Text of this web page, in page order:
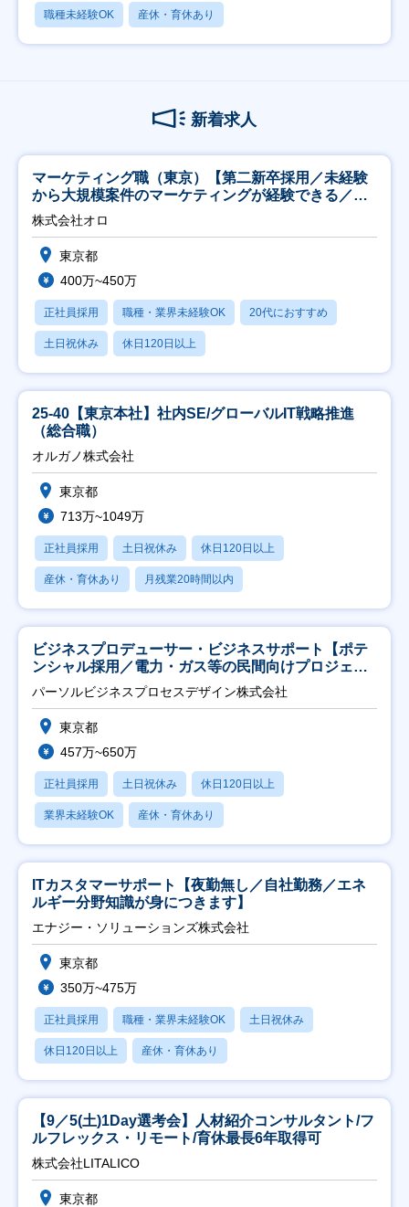
職種未経験OK 産休・育休あり
新着求人
マーケティング職（東京）【第二新卒採用／未経験
から大規模案件のマーケティングが経験できる／研
修充実】
株式会社オロ
東京都
400万~450万
正社員採用 職種・業界未経験OK 20代におすすめ
土日祝休み 休日120日以上
25-40【東京本社】社内SE/グローバルIT戦略推進
（総合職）
オルガノ株式会社
東京都
713万~1049万
正社員採用 土日祝休み 休日120日以上
産休・育休あり 月残業20時間以内
ビジネスプロデューサー・ビジネスサポート【ポテ
ンシャル採用／電力・ガス等の民間向けプロジェク
ト推進】
パーソルビジネスプロセスデザイン株式会社
東京都
457万~650万
正社員採用 土日祝休み 休日120日以上
業界未経験OK 産休・育休あり
ITカスタマーサポート【夜勤無し／自社勤務／エネ
ルギー分野知識が身につきます】
エナジー・ソリューションズ株式会社
東京都
350万~475万
正社員採用 職種・業界未経験OK 土日祝休み
休日120日以上 産休・育休あり
【9／5(土)1Day選考会】人材紹介コンサルタント/フ
ルフレックス・リモート/育休最長6年取得可
株式会社LITALICO
東京都